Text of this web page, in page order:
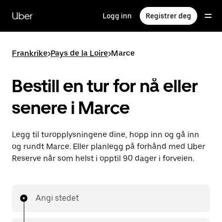
hovedinnholdet
Uber Logg inn Registrer deg
Frankrike>Pays de la Loire>Marce
Bestill en tur for nå eller
senere i Marce
Legg til turopplysningene dine, hopp inn og gå inn
og rundt Marce. Eller planlegg på forhånd med Uber
Reserve når som helst i opptil 90 dager i forveien.
Angi stedet